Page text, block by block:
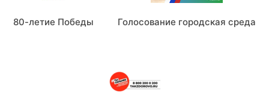
80-летие Победы Голосование городская среда